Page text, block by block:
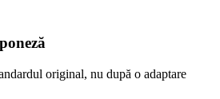
original, nu după o adaptare